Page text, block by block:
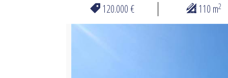
120.000 € 110 m2